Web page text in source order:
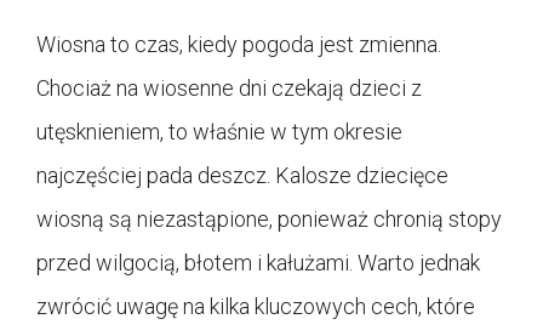
Wiosna to czas, kiedy pogoda jest zmienna.
Chociaż na wiosenne dni czekają dzieci z
utęsknieniem, to właśnie w tym okresie
najczęściej pada deszcz. Kalosze dziecięce
wiosną są niezastąpione, ponieważ chronią stopy
przed wilgocią, błotem i kałużami. Warto jednak
zwrócić uwagę na kilka kluczowych cech, które